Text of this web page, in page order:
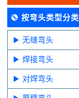
按弯头类型分类
无缝弯头
焊接弯头
对焊弯头